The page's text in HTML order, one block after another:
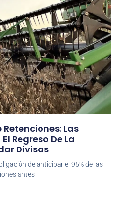
Retenciones: Las
Regreso De La
Divisas
de anticipar el 95% de las
antes